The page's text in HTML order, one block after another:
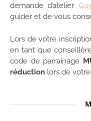
demande d’atelier
guider et de vous
Lors de votre
en tant que
code de parrainage
réduction lors de